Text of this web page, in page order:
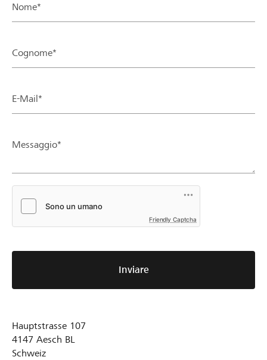
Nome*
Cognome*
E-Mail*
Messaggio*
Friendly Captcha
Inviare
Hauptstrasse 107
4147 Aesch BL
Schweiz